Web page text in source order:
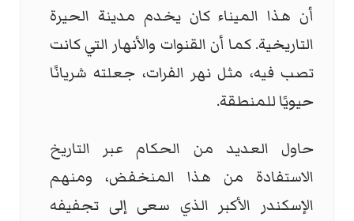
أن هذا الميناء كان يخدم مدينة الحيرة
التاريخية. كما أن القنوات والأنهار التي كانت
تصب فيه، مثل نهر الفرات، جعلته شريانًا
حيويًا للمنطقة.
حاول العديد من الحكام عبر التاريخ
الاستفادة من هذا المنخفض، ومنهم
الإسكندر الأكبر الذي سعى إلى تجفيفه